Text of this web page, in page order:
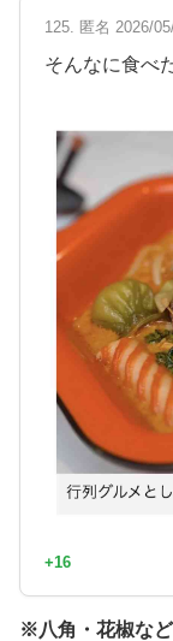
125. 匿名 2026/
そんなに食べ
+16
※八角・花椒な